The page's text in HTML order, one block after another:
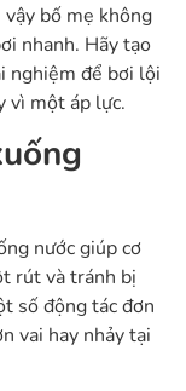
bố mẹ không
nhanh. Hãy tạo
nghiệm để bơi lội
vì một áp lực.
nước giúp cơ
rút và tránh bị
số động tác đơn
vai hay nhảy tại